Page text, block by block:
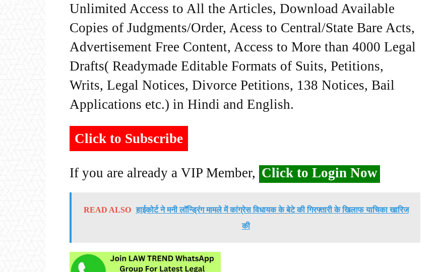
Unlimited Access to All the Articles, Download Available
Copies of Judgments/Order, Acess to Central/State Bare Acts,
Advertisement Free Content, Access to More than 4000 Legal
Drafts( Readymade Editable Formats of Suits, Petitions,
Writs, Legal Notices, Divorce Petitions, 138 Notices, Bail
Applications etc.) in Hindi and English.
Click to Subscribe
If you are already a VIP Member, Click to Login Now
READ ALSO हाईकोर्ट ने मनी लॉन्ड्रिंग मामले में कांग्रेस विधायक के बेटे की गिरफ्तारी के खिलाफ याचिका खारिज
की